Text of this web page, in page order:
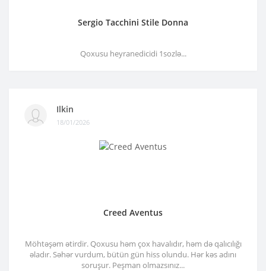
Sergio Tacchini Stile Donna
Qoxusu heyranedicidi 1sozlə...
Ilkin
18/01/2026
Creed Aventus
Möhtəşəm ətirdir. Qoxusu həm çox havalıdır, həm də qalıcılığı
əladır. Səhər vurdum, bütün gün hiss olundu. Hər kəs adını
soruşur. Peşman olmazsınız...